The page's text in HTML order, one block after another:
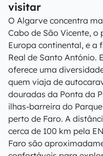
visitar
O Algarve concentra
Cabo de São Vicente,
Europa continental, e a
Real de Santo António.
oferece uma
quem viaja de
douradas da Ponta da
ilhas-barreira do
perto de Faro. A
cerca de 100 km pela
Faro são